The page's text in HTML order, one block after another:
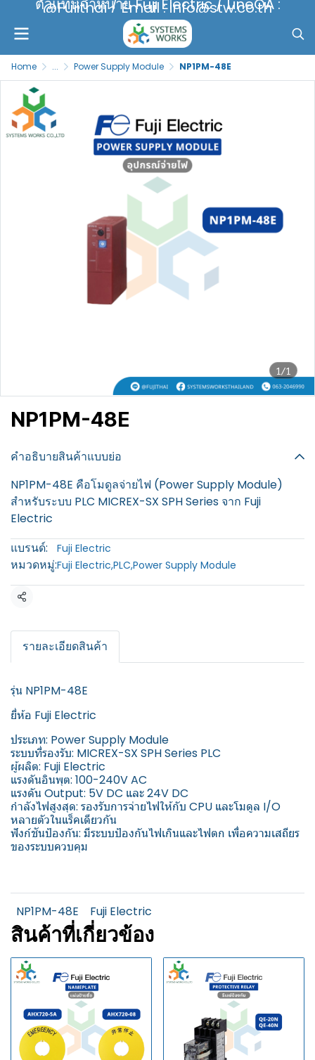
ตัวแทนจำหน่าย Fuji Electric / LineOA :
@Fujithai / Email : info@stw.co.th
Home ... Power Supply Module NP1PM-48E
1/1
NP1PM-48E
คำอธิบายสินค้าแบบย่อ
NP1PM-48E คือโมดูลจ่ายไฟ (Power Supply Module)
สำหรับระบบ PLC MICREX-SX SPH Series จาก Fuji
Electric
แบรนด์:
Fuji Electric
หมวดหมู่:Fuji Electric,PLC,Power Supply Module
แชร์
รายละเอียดสินค้า
รุ่น NP1PM-48E
ยี่ห้อ Fuji Electric
ประเภท: Power Supply Module
ระบบที่รองรับ: MICREX-SX SPH Series PLC
ผู้ผลิต: Fuji Electric
แรงดันอินพุต: 100-240V AC
แรงดัน Output: 5V DC และ 24V DC
กำลังไฟสูงสุด: รองรับการจ่ายไฟให้กับ CPU และโมดูล I/O
หลายตัวในแร็คเดียวกัน
ฟังก์ชันป้องกัน: มีระบบป้องกันไฟเกินและไฟตก เพื่อความเสถียร
ของระบบควบคุม
NP1PM-48E Fuji Electric
สินค้าที่เกี่ยวข้อง